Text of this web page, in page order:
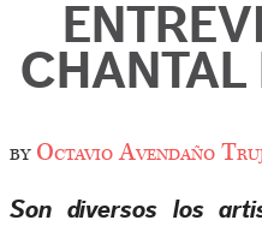
CHANTAL
byOctavio Avendaño
Son diversos los